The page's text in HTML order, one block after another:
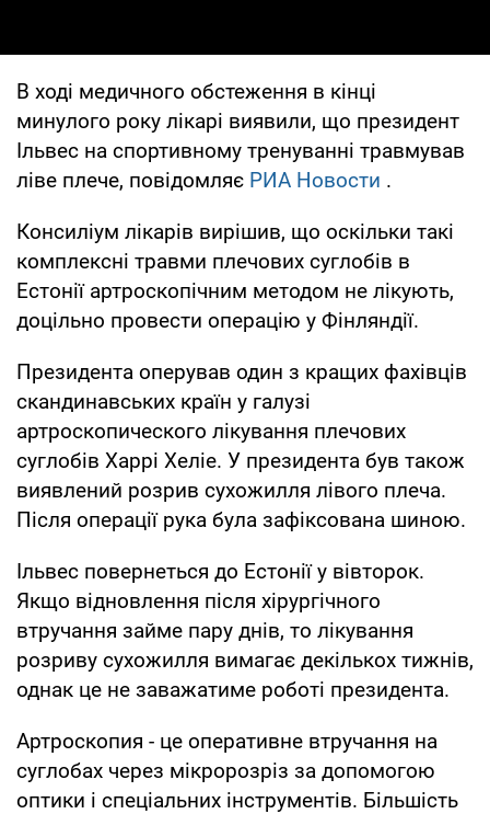
В ході медичного обстеження в кінці
минулого року лікарі виявили, що президент
Ільвес на спортивному тренуванні травмував
ліве плече, повідомляє РИА Новости .
Консиліум лікарів вирішив, що оскільки такі
комплексні травми плечових суглобів в
Естонії артроскопічним методом не лікують,
доцільно провести операцію у Фінляндії.
Президента оперував один з кращих фахівців
скандинавських країн у галузі
артроскопического лікування плечових
суглобів Харрі Хеліе. У президента був також
виявлений розрив сухожилля лівого плеча.
Після операції рука була зафіксована шиною.
Ільвес повернеться до Естонії у вівторок.
Якщо відновлення після хірургічного
втручання займе пару днів, то лікування
розриву сухожилля вимагає декількох тижнів,
однак це не заважатиме роботі президента.
Артроскопия - це оперативне втручання на
суглобах через мікророзріз за допомогою
оптики і спеціальних інструментів. Більшість